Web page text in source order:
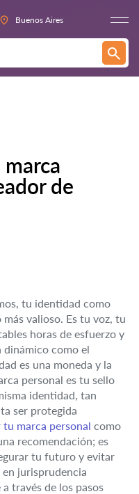
Buenos Aires
de
tu identidad como
valioso. Es tu voz, tu
horas de esfuerzo y
dinámico como el
es una moneda y la
personal es tu sello
identidad, tan
ser protegida
tu marca personal como
recomendación; es
tu futuro y evitar
jurisprudencia
través de los pasos